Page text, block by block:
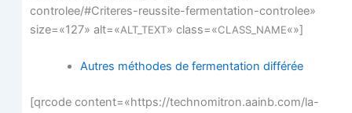
controlee/#Criteres-reussite-fermentation-controlee»
size=«127» alt=«ALT_TEXT» class=«CLASS_NAME«»]
Autres méthodes de fer­men­ta­tion différée
[qrcode content=«https://technomitron.aainb.com/la-